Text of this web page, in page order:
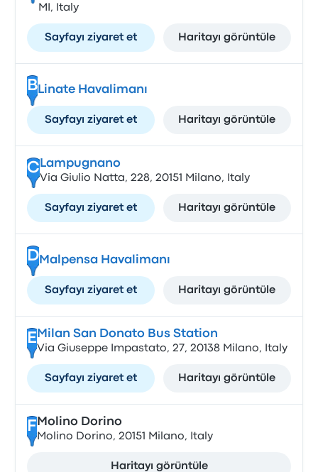
MI, Italy
Sayfayı ziyaret et Haritayı görüntüle
BLinate Havalimanı
Sayfayı ziyaret et Haritayı görüntüle
CLampugnano
Via Giulio Natta, 228, 20151 Milano, Italy
Sayfayı ziyaret et Haritayı görüntüle
DMalpensa Havalimanı
Sayfayı ziyaret et Haritayı görüntüle
E Milan San Donato Bus Station
Via Giuseppe Impastato, 27, 20138 Milano, Italy
Sayfayı ziyaret et Haritayı görüntüle
F Molino Dorino
Molino Dorino, 20151 Milano, Italy
Haritayı görüntüle